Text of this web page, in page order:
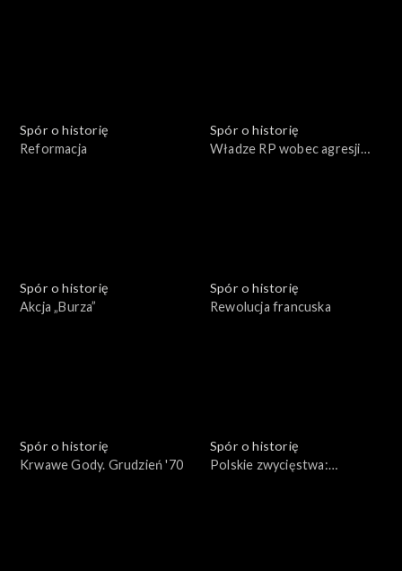
Spór o historię
Reformacja
Spór o historię
Władze RP wobec agresji
Spór o historię
Akcja „Burza”
Spór o historię
Rewolucja francuska
Spór o historię
Krwawe Gody. Grudzień '70
Spór o historię
Polskie zwycięstwa: